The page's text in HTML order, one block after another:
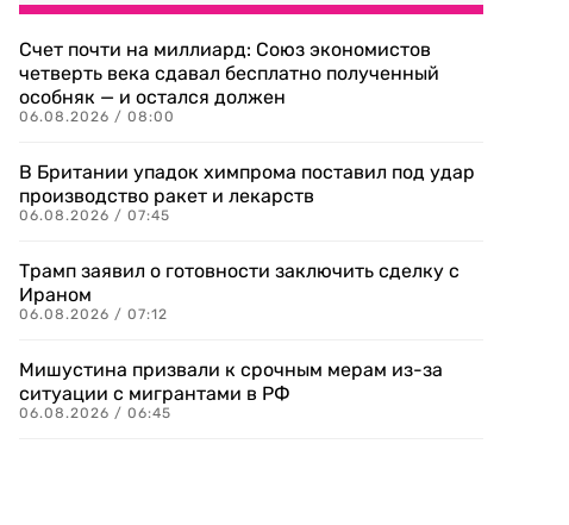
Счет почти на миллиард: Союз экономистов
четверть века сдавал бесплатно полученный
особняк — и остался должен
06.08.2026 / 08:00
В Британии упадок химпрома поставил под удар
производство ракет и лекарств
06.08.2026 / 07:45
Трамп заявил о готовности заключить сделку с
Ираном
06.08.2026 / 07:12
Мишустина призвали к срочным мерам из-за
ситуации с мигрантами в РФ
06.08.2026 / 06:45